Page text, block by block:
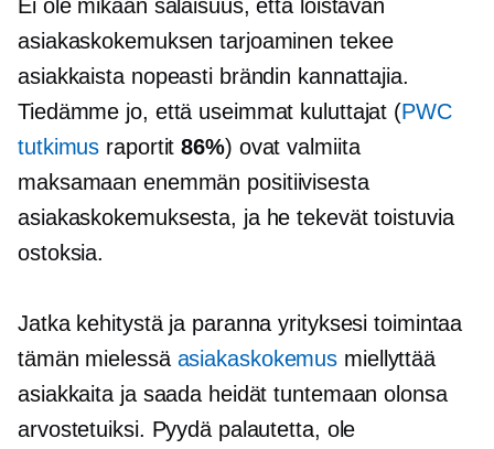
Ei ole mikään salaisuus, että loistavan
asiakaskokemuksen tarjoaminen tekee
asiakkaista nopeasti brändin kannattajia.
Tiedämme jo, että useimmat kuluttajat (PWC
tutkimus raportit86%) ovat valmiita
maksamaan enemmän positiivisesta
asiakaskokemuksesta, ja he tekevät toistuvia
ostoksia.
Jatka kehitystä ja paranna yrityksesi toimintaa
tämän mielessä asiakaskokemus miellyttää
asiakkaita ja saada heidät tuntemaan olonsa
arvostetuiksi. Pyydä palautetta, ole